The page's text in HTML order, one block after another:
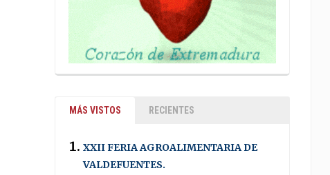
MÁS VISTOS RECIENTES
XXII FERIA AGROALIMENTARIA DE
VALDEFUENTES.